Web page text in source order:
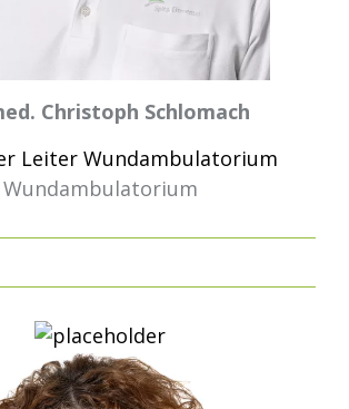
Christoph Schlomach
Leiter Wundambulatorium
Wundambulatorium